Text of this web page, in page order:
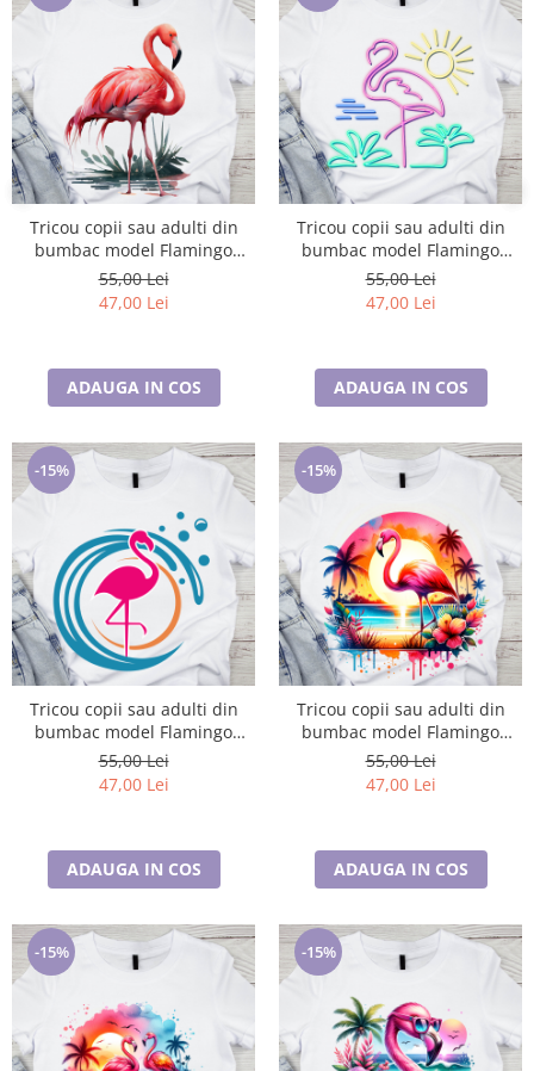
Tricou copii sau adulti din
bumbac model Flamingo
personalizat cu nume sau
poza preferata TC5038
55,00 Lei
47,00 Lei
ADAUGA IN COS
Tricou copii sau adulti din
bumbac model Flamingo
personalizat cu nume sau
poza preferata TC5039
55,00 Lei
47,00 Lei
ADAUGA IN COS
-15%
Tricou copii sau adulti din
bumbac model Flamingo
personalizat cu nume sau
poza preferata TC5040
55,00 Lei
47,00 Lei
ADAUGA IN COS
-15%
Tricou copii sau adulti din
bumbac model Flamingo
personalizat cu nume sau
poza preferata TC5041
55,00 Lei
47,00 Lei
ADAUGA IN COS
-15% -15%